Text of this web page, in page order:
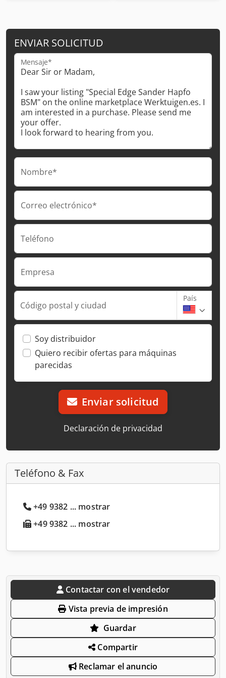
ENVIAR SOLICITUD
Mensaje*
Nombre*
Correo electrónico*
Teléfono
Empresa
Código postal y ciudad
País
Soy distribuidor
Quiero recibir ofertas para máquinas
parecidas
Enviar solicitud
Declaración de privacidad
Teléfono & Fax
+49 9382 ... mostrar
+49 9382 ... mostrar
Contactar con el vendedor
Vista previa de impresión
Guardar
Compartir
Reclamar el anuncio